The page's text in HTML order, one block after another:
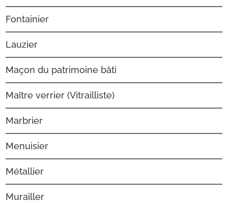
Fontainier
Lauzier
Maçon du patrimoine bâti
Maître verrier (Vitrailliste)
Marbrier
Menuisier
Métallier
Murailler